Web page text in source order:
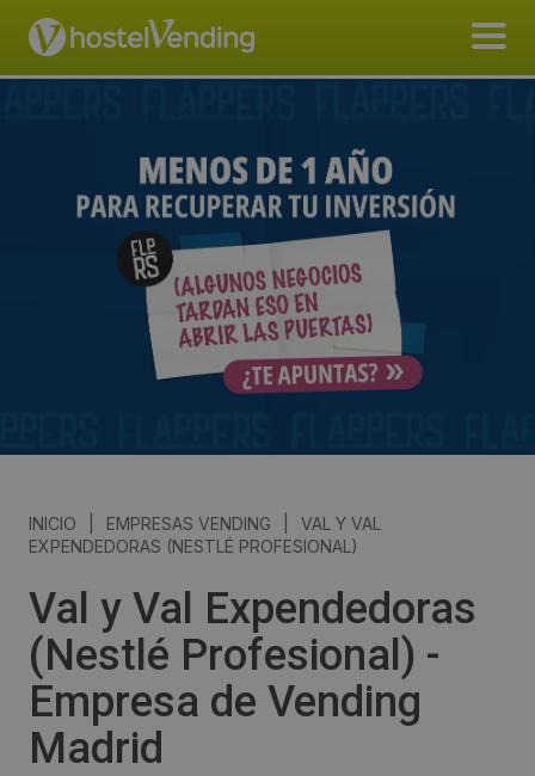
INICIO EMPRESAS VENDING
VAL Y VAL
EXPENDEDORAS (NESTLÉ PROFESIONAL)
Val y Val Expendedoras
(Nestlé Profesional) -
Empresa de Vending
Madrid